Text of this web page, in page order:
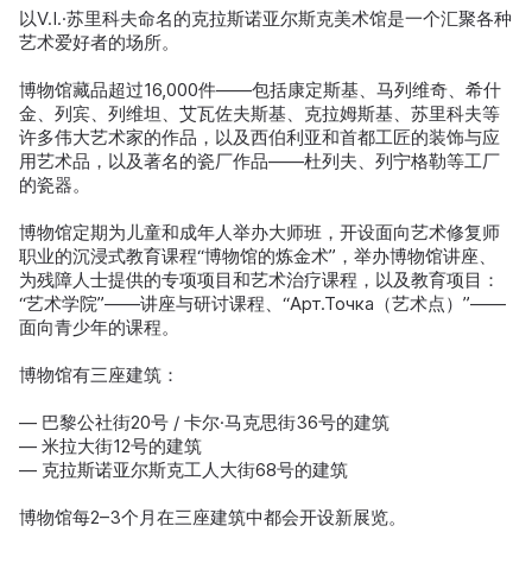
以V.I.·苏里科夫命名的克拉斯诺亚尔斯克美术馆是一个汇聚各种
艺术爱好者的场所。
博物馆藏品超过16,000件——包括康定斯基、马列维奇、希什
金、列宾、列维坦、艾瓦佐夫斯基、克拉姆斯基、苏里科夫等
许多伟大艺术家的作品，以及西伯利亚和首都工匠的装饰与应
用艺术品，以及著名的瓷厂作品——杜列夫、列宁格勒等工厂
的瓷器。
博物馆定期为儿童和成年人举办大师班，开设面向艺术修复师
职业的沉浸式教育课程“博物馆的炼金术”，举办博物馆讲座、
为残障人士提供的专项项目和艺术治疗课程，以及教育项目：
“艺术学院”——讲座与研讨课程、“Арт.Точка（艺术点）”——
面向青少年的课程。
博物馆有三座建筑：
— 巴黎公社街20号 / 卡尔·马克思街36号的建筑
— 米拉大街12号的建筑
— 克拉斯诺亚尔斯克工人大街68号的建筑
博物馆每2–3个月在三座建筑中都会开设新展览。